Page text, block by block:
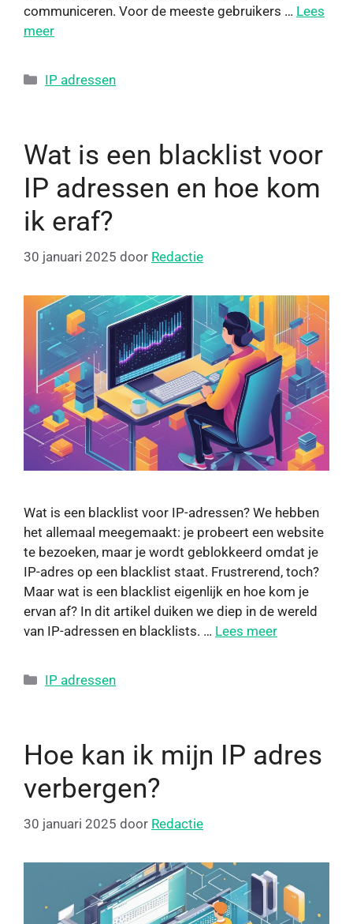
communiceren. Voor de meeste gebruikers … Lees
meer
IP adressen
Wat is een blacklist voor
IP adressen en hoe kom
ik eraf?
30 januari 2025 door Redactie
Wat is een blacklist voor IP-adressen? We hebben
het allemaal meegemaakt: je probeert een website
te bezoeken, maar je wordt geblokkeerd omdat je
IP-adres op een blacklist staat. Frustrerend, toch?
Maar wat is een blacklist eigenlijk en hoe kom je
ervan af? In dit artikel duiken we diep in de wereld
van IP-adressen en blacklists. … Lees meer
IP adressen
Hoe kan ik mijn IP adres
verbergen?
30 januari 2025 door Redactie